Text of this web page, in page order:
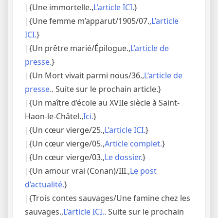
|{Une immortelle.,L’article ICI.}
|{Une femme m’apparut/1905/07.,L’article
ICI.}
|{Un prêtre marié/Épilogue.,L’article de
presse.}
|{Un Mort vivait parmi nous/36.,L’article de
presse.. Suite sur le prochain article.}
|{Un maître d’école au XVIIe siècle à Saint-
Haon-le-Châtel.,Ici.}
|{Un cœur vierge/25.,L’article ICI.}
|{Un cœur vierge/05.,Article complet.}
|{Un cœur vierge/03.,Le dossier.}
|{Un amour vrai (Conan)/III.,Le post
d’actualité.}
|{Trois contes sauvages/Une famine chez les
sauvages.,L’article ICI.. Suite sur le prochain